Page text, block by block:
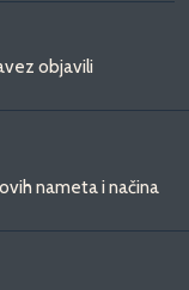
objavili
nameta i načina